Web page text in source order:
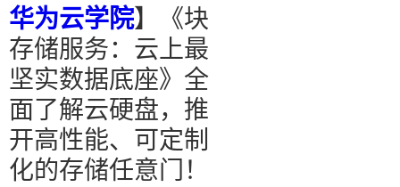
华为云学院】《块
存储服务：云上最
坚实数据底座》全
面了解云硬盘，推
开高性能、可定制
化的存储任意门！